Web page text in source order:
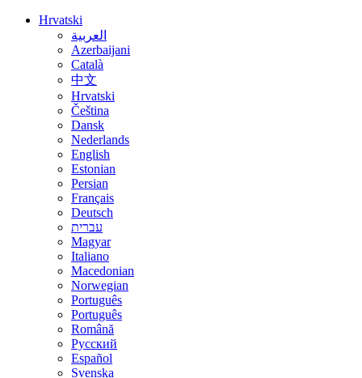
Hrvatski
العربية
Azerbaijani
Català
中文
Hrvatski
Čeština
Dansk
Nederlands
English
Estonian
Persian
Français
Deutsch
עברית
Magyar
Italiano
Macedonian
Norwegian
Português
Português
Română
Русский
Español
Svenska